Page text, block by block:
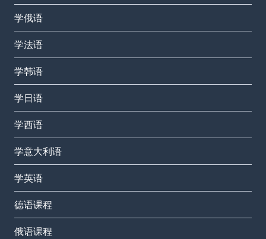
学俄语
学法语
学韩语
学日语
学西语
学意大利语
学英语
德语课程
俄语课程